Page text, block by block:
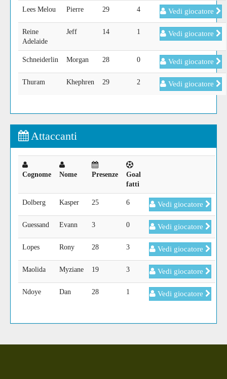
Lees Melou Pierre 29 4 Vedi giocatore
Reine
Adelaide
Jeff 14 1 Vedi giocatore
Schneiderlin Morgan 28 0 Vedi giocatore
Thuram Khephren 29 2 Vedi giocatore
Attaccanti
Cognome Nome Presenze
Goal
fatti
Dolberg Kasper 25 6 Vedi giocatore
Guessand Evann 3 0 Vedi giocatore
Lopes Rony 28 3 Vedi giocatore
Maolida Myziane 19 3 Vedi giocatore
Ndoye Dan 28 1 Vedi giocatore